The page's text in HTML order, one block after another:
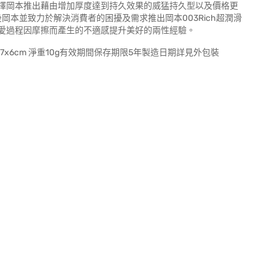
本推出藉由增加厚度達到持久效果的威猛持久型以及價格更
本並致力於解決消費者的困擾及需求推出岡本003Rich超潤滑
程因摩擦而產生的不適感提升美好的兩性經驗。
淨重10g有效期間保存期限5年製造日期詳見外包裝